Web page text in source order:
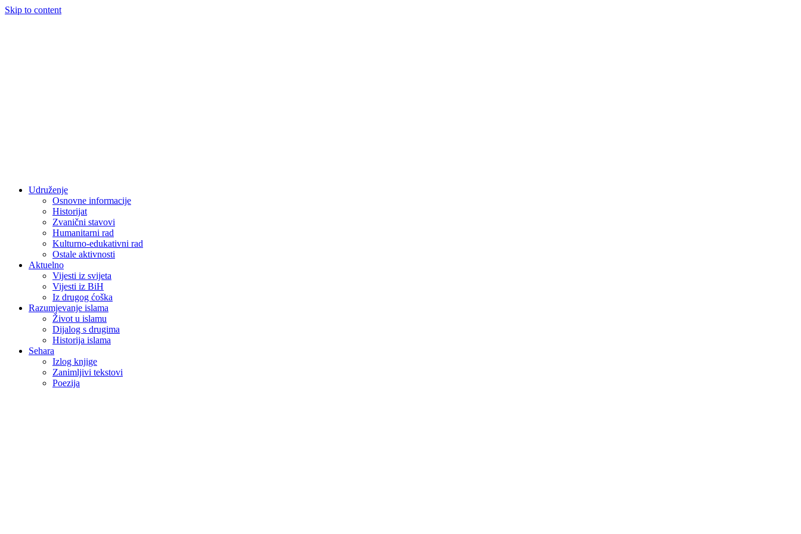
Skip to content
Udruženje
Osnovne informacije
Historijat
Zvanični stavovi
Humanitarni rad
Kulturno-edukativni rad
Ostale aktivnosti
Aktuelno
Vijesti iz svijeta
Vijesti iz BiH
Iz drugog ćoška
Razumjevanje islama
Život u islamu
Dijalog s drugima
Historija islama
Sehara
Izlog knjige
Zanimljivi tekstovi
Poezija